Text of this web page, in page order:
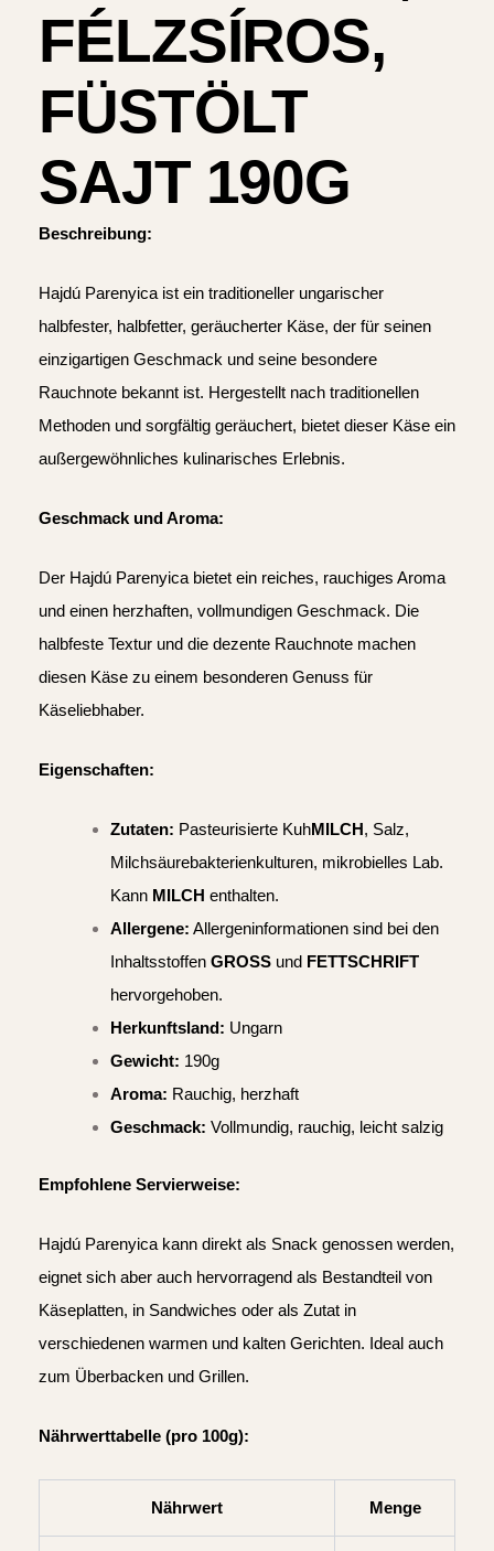
FÉLZSÍROS,
FÜSTÖLT
SAJT 190G
Beschreibung:
Hajdú Parenyica ist ein traditioneller ungarischer
halbfester, halbfetter, geräucherter Käse, der für seinen
einzigartigen Geschmack und seine besondere
Rauchnote bekannt ist. Hergestellt nach traditionellen
Methoden und sorgfältig geräuchert, bietet dieser Käse ein
außergewöhnliches kulinarisches Erlebnis.
Geschmack und Aroma:
Der Hajdú Parenyica bietet ein reiches, rauchiges Aroma
und einen herzhaften, vollmundigen Geschmack. Die
halbfeste Textur und die dezente Rauchnote machen
diesen Käse zu einem besonderen Genuss für
Käseliebhaber.
Eigenschaften:
Zutaten: Pasteurisierte KuhMILCH, Salz,
Milchsäurebakterienkulturen, mikrobielles Lab.
Kann MILCH enthalten.
Allergene: Allergeninformationen sind bei den
Inhaltsstoffen GROSS und FETTSCHRIFT
hervorgehoben.
Herkunftsland: Ungarn
Gewicht: 190g
Aroma: Rauchig, herzhaft
Geschmack: Vollmundig, rauchig, leicht salzig
Empfohlene Servierweise:
Hajdú Parenyica kann direkt als Snack genossen werden,
eignet sich aber auch hervorragend als Bestandteil von
Käseplatten, in Sandwiches oder als Zutat in
verschiedenen warmen und kalten Gerichten. Ideal auch
zum Überbacken und Grillen.
Nährwerttabelle (pro 100g):
Nährwert Menge